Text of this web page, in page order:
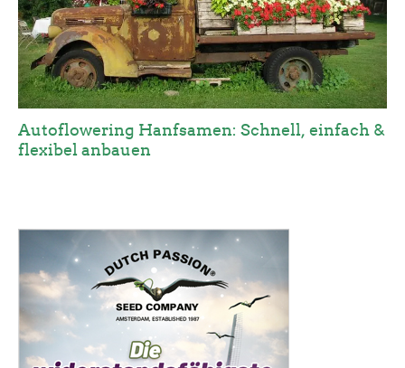
Autoflowering Hanfsamen: Schnell, einfach &
flexibel anbauen